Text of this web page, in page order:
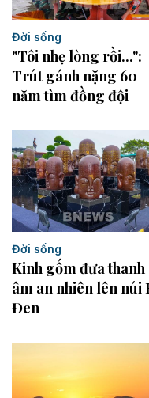
Đời sống
"Tôi nhẹ lòng rồi...":
Trút gánh nặng 60
năm tìm đồng đội
Đời sống
Kinh gốm đưa thanh
âm an nhiên lên núi
Đen